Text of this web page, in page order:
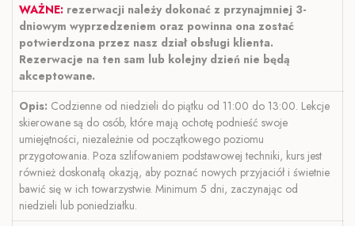
WAŻNE: rezerwacji należy dokonać z przynajmniej 3-
dniowym wyprzedzeniem oraz powinna ona zostać
potwierdzona przez nasz dział obsługi klienta.
Rezerwacje na ten sam lub kolejny dzień nie będą
akceptowane.
Opis: Codzienne od niedzieli do piątku od 11:00 do 13:00. Lekcje
skierowane są do osób, które mają ochotę podnieść swoje
umiejętności, niezależnie od początkowego poziomu
przygotowania. Poza szlifowaniem podstawowej techniki, kurs jest
również doskonałą okazją, aby poznać nowych przyjaciół i świetnie
bawić się w ich towarzystwie. Minimum 5 dni, zaczynając od
niedzieli lub poniedziałku.